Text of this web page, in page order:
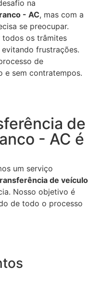
na
- AC, mas com a
se preocupar.
todos os trâmites
frustrações.
de
e sem contratempos.
de
- AC é
um serviço
de veículo
Nosso objetivo é
de todo o processo